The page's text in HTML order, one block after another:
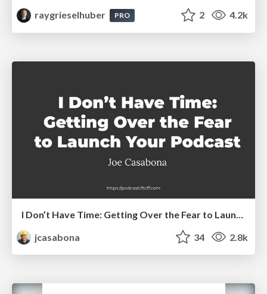
raygrieselhuber
PRO 2 4.2k
jcasabona
34 2.8k